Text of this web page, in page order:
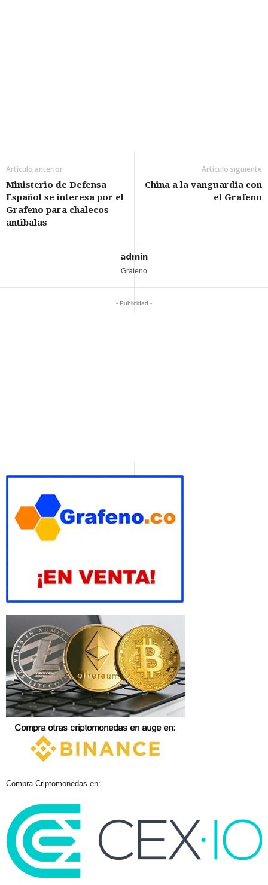
Artículo anterior
Ministerio de Defensa
Español se interesa por el
Grafeno para chalecos
antibalas
Artículo siguiente
China a la vanguardia con
el Grafeno
admin
Grafeno
- Publicidad -
Compra Criptomonedas en: